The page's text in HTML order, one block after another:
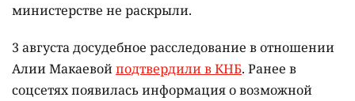
министерстве не раскрыли.
3 августа досудебное расследование в отношении
Алии Макаевойподтвердили в КНБ. Ранее в
соцсетях появилась информация о возможной